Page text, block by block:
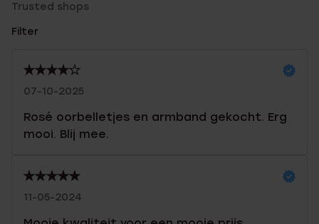
Trusted shops
Filter
07-10-2025
Rosé oorbelletjes en armband gekocht. Erg
mooi. Blij mee.
11-05-2024